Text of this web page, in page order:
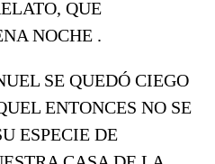
QUE
NOCHE .
SE QUEDÓ CIEGO
ENTONCES NO SE
ESPECIE DE